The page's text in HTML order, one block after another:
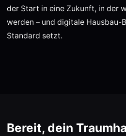
der Start in eine Zukunft, in der
werden – und digitale Hausbau-
Standard setzt.
Bereit, dein